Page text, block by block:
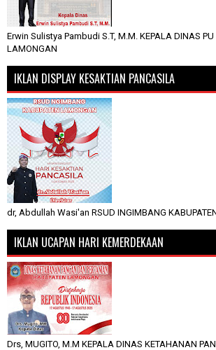
Erwin Sulistya Pambudi S.T, M.M. KEPALA DINAS
LAMONGAN
IKLAN DISPLAY KESAKTIAN PANCASILA
dr, Abdullah Wasi'an RSUD INGIMBANG
IKLAN UCAPAN HARI KEMERDEKAAN
Drs, MUGITO, M.M KEPALA DINAS KETAHANAN